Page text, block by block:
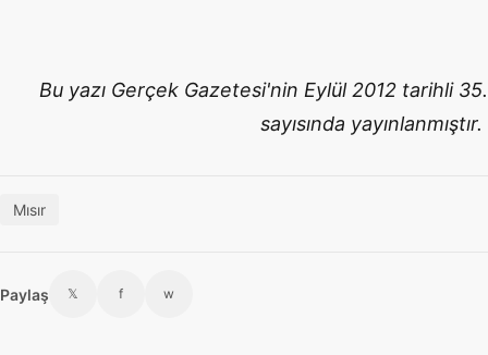
Bu yazı Gerçek Gazetesi'nin Eylül 2012 tarihli 35.
sayısında yayınlanmıştır.
Mısır
Paylaş 𝕏 f w